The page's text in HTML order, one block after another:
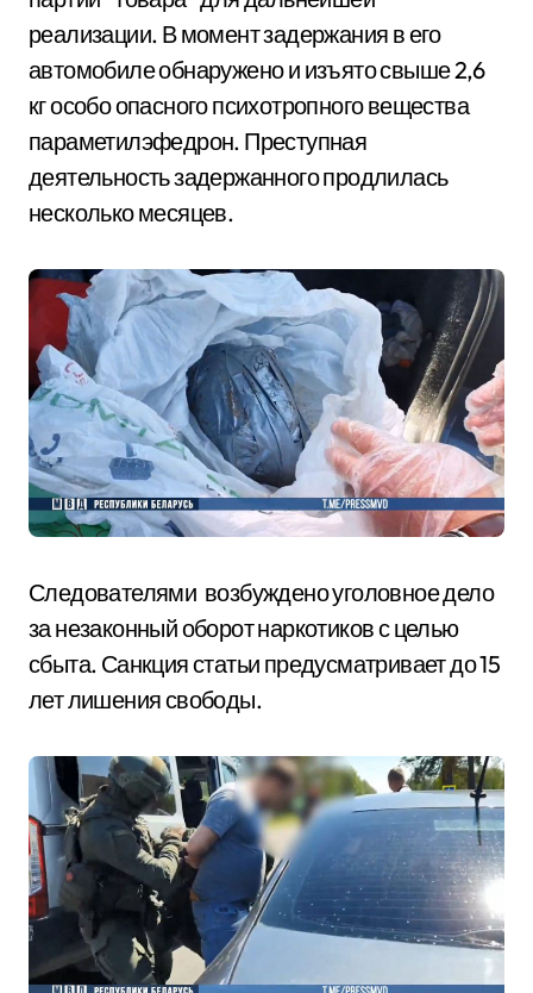
реализации. В момент задержания в его
автомобиле обнаружено и изъято свыше 2,6
кг особо опасного психотропного вещества
параметилэфедрон. Преступная
деятельность задержанного продлилась
несколько месяцев.
Следователями возбуждено уголовное дело
за незаконный оборот наркотиков с целью
сбыта. Санкция статьи предусматривает до 15
лет лишения свободы.